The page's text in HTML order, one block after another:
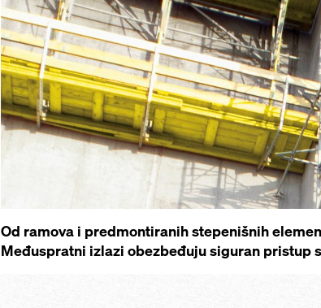
Od ramova i predmontiranih stepenišnih
Međuspratni izlazi obezbeđuju siguran pristup